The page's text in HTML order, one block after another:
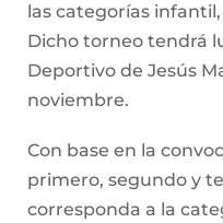
las categorías
Dicho torneo tendrá
Deportivo de Jesús
noviembre.
Con base en la
primero, segundo y
corresponda a la